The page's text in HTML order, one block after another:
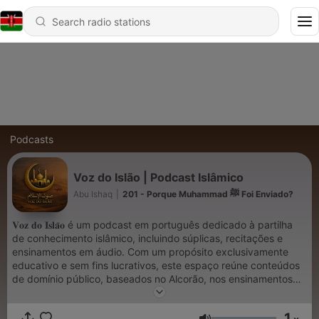
Podcasts
Voz do Islão | Podcast Islâmico
Abu Ishaq 201 - Porque Muhammad ﷺ Foi Enviado?
𝐕𝐨𝐳 𝐝𝐨 𝐈𝐬𝐥𝐚̃𝐨 é um podcast em português dedicado à partilha
de conhecimento islâmico, incluindo súplicas, recitações e
ensinamentos em áudio. Com um propósito exclusivamente
educativo e sem fins lucrativos, este espaço reúne conteúdos
de domínio público, baseados no Alcorão, nos ensinamentos